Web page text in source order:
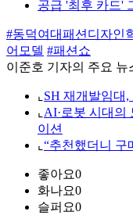
공급 '최후 카드'
#동덕여대패션디자인
어모델 #패션쇼
이준호 기자의 주요 뉴
⌞ SH 재개발임대,
⌞ AI·로봇 시대의
이션
⌞ “추천했더니 구
좋아요0
화나요0
슬퍼요0